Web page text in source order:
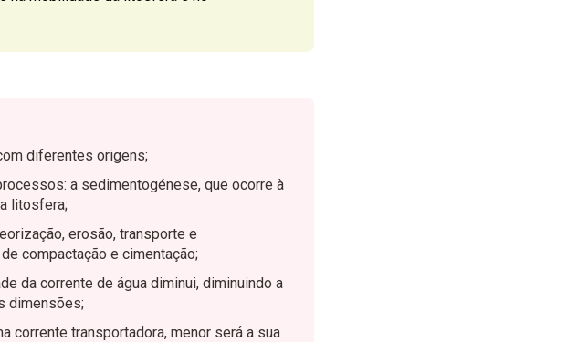
diferentes origens;
a sedimentogénese, que ocorre à
litosfera;
erosão, transporte e
compactação e cimentação;
da corrente de água diminui, diminuindo a
dimensões;
corrente transportadora, menor será a sua